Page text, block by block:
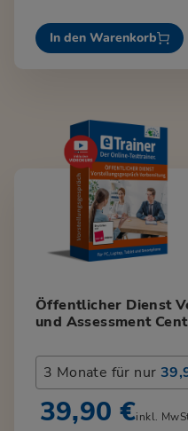
In den Warenkorb
Öffentlicher Dienst
und Assessment
3 Monate für nur
39,90 €inkl.